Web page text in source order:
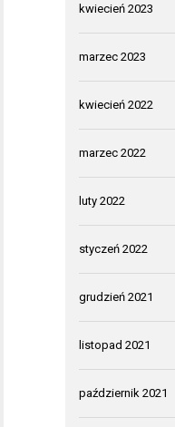
kwiecień 2023
marzec 2023
kwiecień 2022
marzec 2022
luty 2022
styczeń 2022
grudzień 2021
listopad 2021
październik 2021